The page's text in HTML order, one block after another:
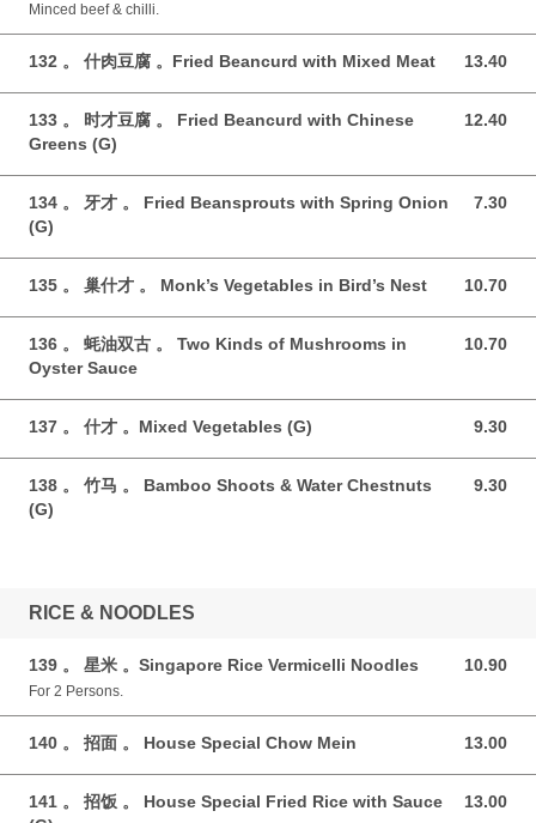
Minced beef & chilli.
132 。 什肉豆腐 。Fried Beancurd with Mixed Meat 13.40
13.40 GBP
133 。 时才豆腐 。 Fried Beancurd with Chinese
Greens (G)
12.40
12.40 GBP
134 。 牙才 。 Fried Beansprouts with Spring Onion
(G)
7.30
7.30 GBP
135 。 巢什才 。 Monk’s Vegetables in Bird’s Nest 10.70
10.70 GBP
136 。 蚝油双古 。 Two Kinds of Mushrooms in
Oyster Sauce
10.70
10.70 GBP
137 。 什才 。Mixed Vegetables (G) 9.30
9.30 GBP
138 。 竹马 。 Bamboo Shoots & Water Chestnuts
(G)
9.30
9.30 GBP
RICE & NOODLES
139 。 星米 。Singapore Rice Vermicelli Noodles 10.90
10.90 GBP
For 2 Persons.
140 。 招面 。 House Special Chow Mein 13.00
13.00 GBP
141 。 招饭 。 House Special Fried Rice with Sauce
13.00
13.00 GBP